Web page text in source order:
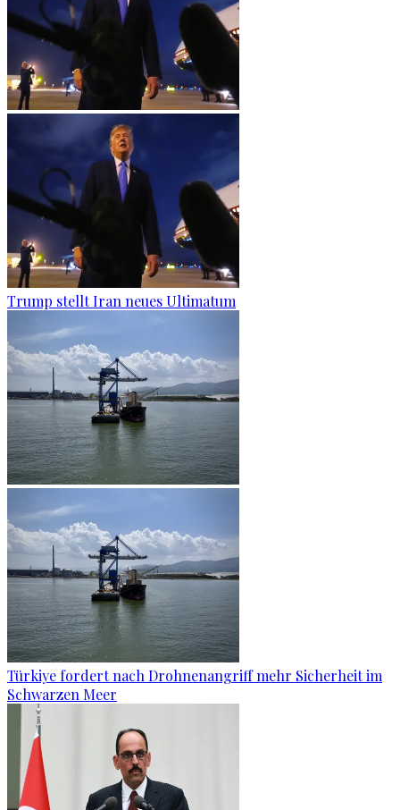
Trump stellt Iran neues Ultimatum
Türkiye fordert nach Drohnenangriff mehr Sicherheit im
Schwarzen Meer